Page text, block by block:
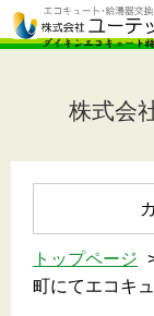
株式会
トップページ
町にてエコキ